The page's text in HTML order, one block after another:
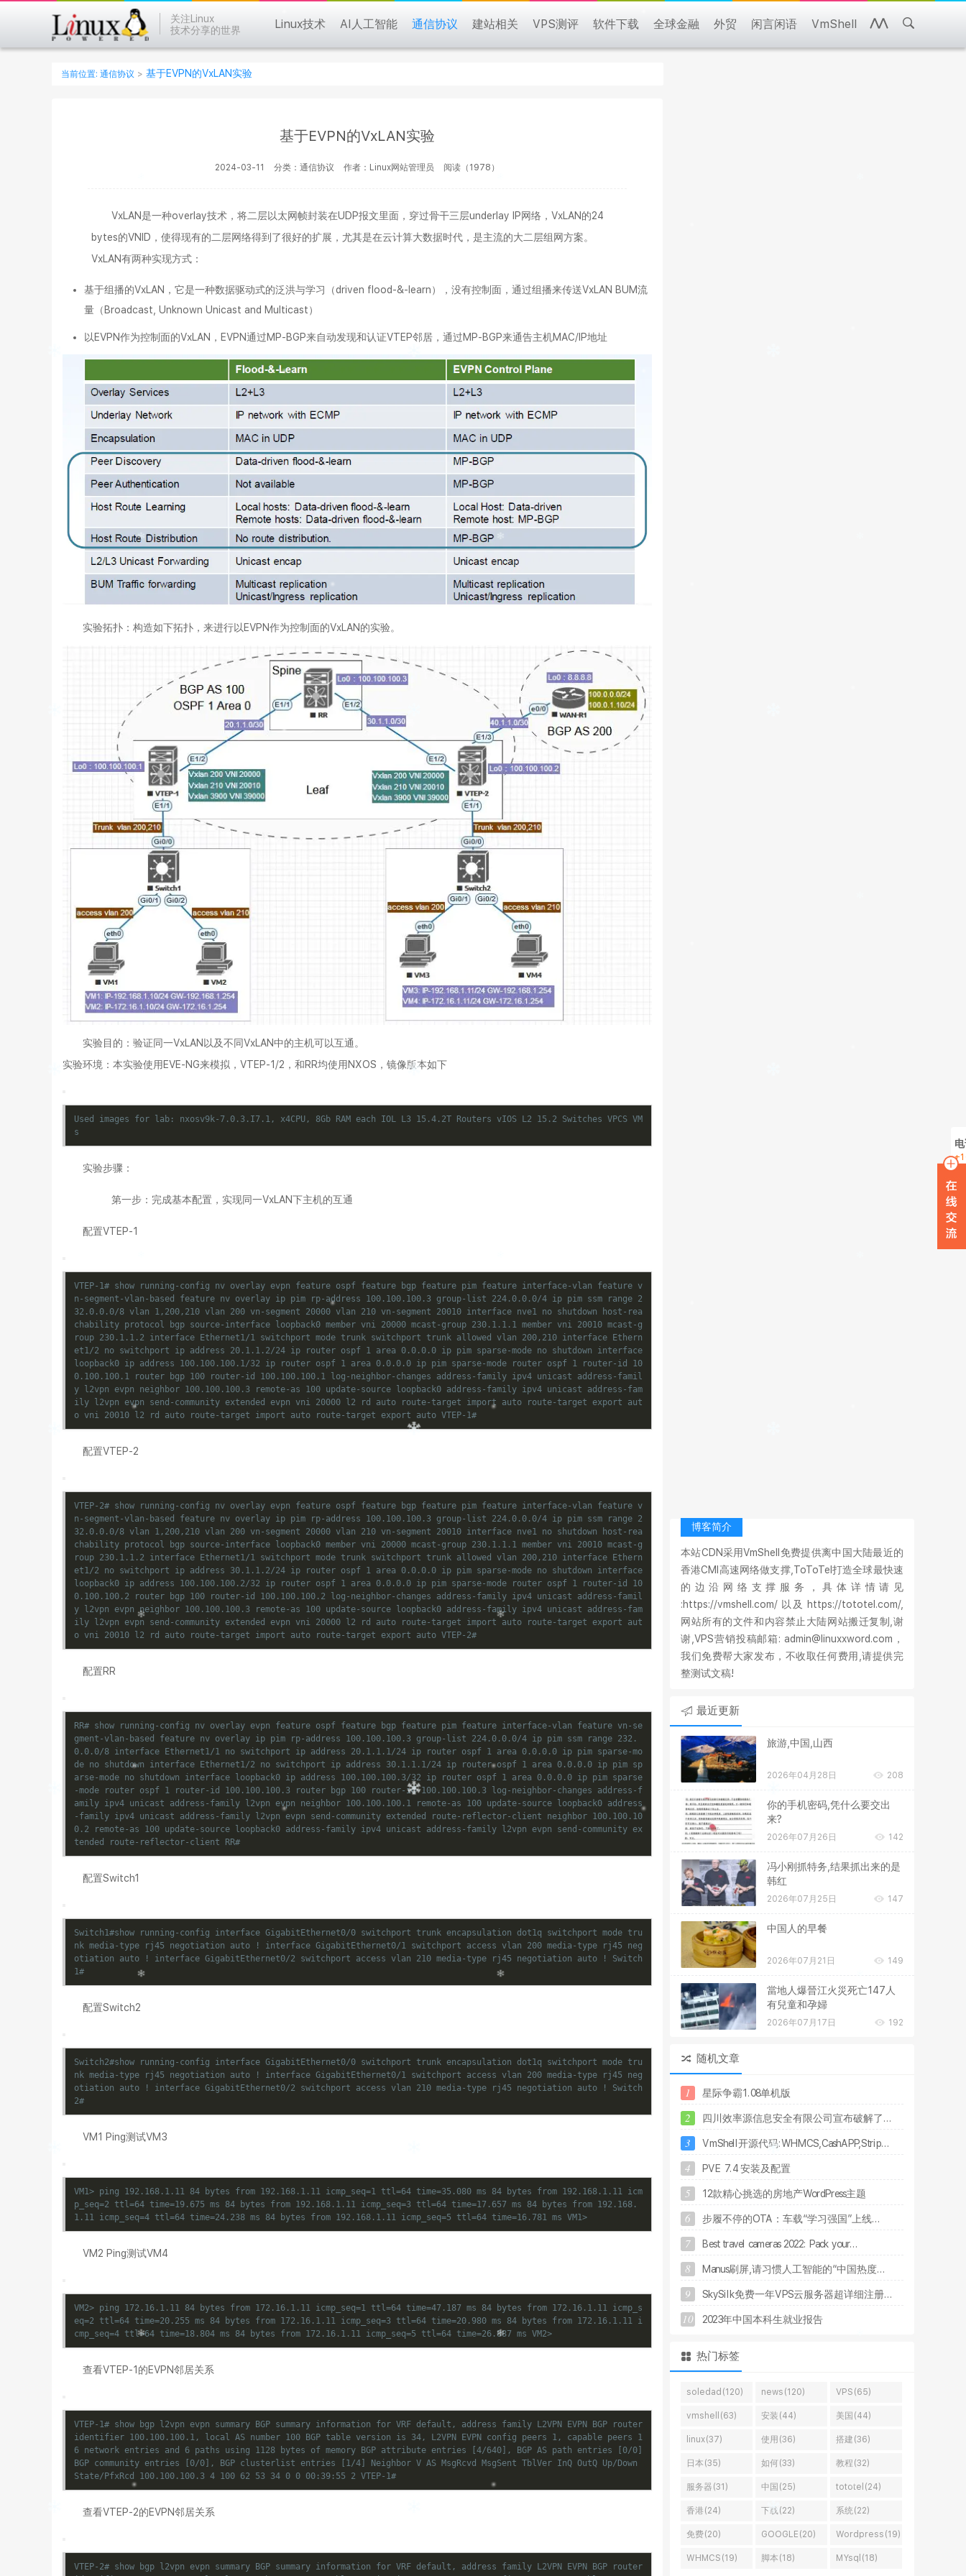
关注Linux
技术分享的世界
Linux技术 AI人工智能 通信协议 建站相关 VPS测评 软件下载 全球金融 外贸 闲言闲语 VmShell
当前位置: 通信协议 > 基于EVPN的VxLAN实验
基于EVPN的VxLAN实验
2024-03-11 分类：通信协议 作者：Linux网站管理员 阅读（1978）
VxLAN是一种overlay技术，将二层以太网帧封装在UDP报文里面，穿过骨干三层underlay IP网络，VxLAN的24
bytes的VNID，使得现有的二层网络得到了很好的扩展，尤其是在云计算大数据时代，是主流的大二层组网方案。
VxLAN有两种实现方式：
基于组播的VxLAN，它是一种数据驱动式的泛洪与学习（driven flood-&-learn），没有控制面，通过组播来传送VxLAN BUM流
量（Broadcast, Unknown Unicast and Multicast）
以EVPN作为控制面的VxLAN，EVPN通过MP-BGP来自动发现和认证VTEP邻居，通过MP-BGP来通告主机MAC/IP地址
实验拓扑：构造如下拓扑，来进行以EVPN作为控制面的VxLAN的实验。
实验目的：验证同一VxLAN以及不同VxLAN中的主机可以互通。
实验环境：本实验使用EVE-NG来模拟，VTEP-1/2，和RR均使用NXOS，镜像版本如下
Used images for lab: nxosv9k-7.0.3.I7.1, x4CPU, 8Gb RAM each IOL L3 15.4.2T Routers vIOS L2 15.2 Switches VPCS VM
s
实验步骤：
第一步：完成基本配置，实现同一VxLAN下主机的互通
配置VTEP-1
VTEP-1# show running-config nv overlay evpn feature ospf feature bgp feature pim feature interface-vlan feature v
n-segment-vlan-based feature nv overlay ip pim rp-address 100.100.100.3 group-list 224.0.0.0/4 ip pim ssm range 2
32.0.0.0/8 vlan 1,200,210 vlan 200 vn-segment 20000 vlan 210 vn-segment 20010 interface nve1 no shutdown host-rea
chability protocol bgp source-interface loopback0 member vni 20000 mcast-group 230.1.1.1 member vni 20010 mcast-g
roup 230.1.1.2 interface Ethernet1/1 switchport mode trunk switchport trunk allowed vlan 200,210 interface Ethern
et1/2 no switchport ip address 20.1.1.2/24 ip router ospf 1 area 0.0.0.0 ip pim sparse-mode no shutdown interface
loopback0 ip address 100.100.100.1/32 ip router ospf 1 area 0.0.0.0 ip pim sparse-mode router ospf 1 router-id 10
0.100.100.1 router bgp 100 router-id 100.100.100.1 log-neighbor-changes address-family ipv4 unicast address-famil
y l2vpn evpn neighbor 100.100.100.3 remote-as 100 update-source loopback0 address-family ipv4 unicast address-fam
ily l2vpn evpn send-community extended evpn vni 20000 l2 rd auto route-target import auto route-target export aut
o vni 20010 l2 rd auto route-target import auto route-target export auto VTEP-1#
配置VTEP-2
VTEP-2# show running-config nv overlay evpn feature ospf feature bgp feature pim feature interface-vlan feature v
n-segment-vlan-based feature nv overlay ip pim rp-address 100.100.100.3 group-list 224.0.0.0/4 ip pim ssm range 2
32.0.0.0/8 vlan 1,200,210 vlan 200 vn-segment 20000 vlan 210 vn-segment 20010 interface nve1 no shutdown host-rea
chability protocol bgp source-interface loopback0 member vni 20000 mcast-group 230.1.1.1 member vni 20010 mcast-g
roup 230.1.1.2 interface Ethernet1/1 switchport mode trunk switchport trunk allowed vlan 200,210 interface Ethern
et1/2 no switchport ip address 30.1.1.2/24 ip router ospf 1 area 0.0.0.0 ip pim sparse-mode no shutdown interface
loopback0 ip address 100.100.100.2/32 ip router ospf 1 area 0.0.0.0 ip pim sparse-mode router ospf 1 router-id 10
0.100.100.2 router bgp 100 router-id 100.100.100.2 log-neighbor-changes address-family ipv4 unicast address-famil
y l2vpn evpn neighbor 100.100.100.3 remote-as 100 update-source loopback0 address-family ipv4 unicast address-fam
ily l2vpn evpn send-community extended evpn vni 20000 l2 rd auto route-target import auto route-target export aut
o vni 20010 l2 rd auto route-target import auto route-target export auto VTEP-2#
配置RR
RR# show running-config nv overlay evpn feature ospf feature bgp feature pim feature interface-vlan feature vn-se
gment-vlan-based feature nv overlay ip pim rp-address 100.100.100.3 group-list 224.0.0.0/4 ip pim ssm range 232.
0.0.0/8 interface Ethernet1/1 no switchport ip address 20.1.1.1/24 ip router ospf 1 area 0.0.0.0 ip pim sparse-mo
de no shutdown interface Ethernet1/2 no switchport ip address 30.1.1.1/24 ip router ospf 1 area 0.0.0.0 ip pim sp
arse-mode no shutdown interface loopback0 ip address 100.100.100.3/32 ip router ospf 1 area 0.0.0.0 ip pim sparse
-mode router ospf 1 router-id 100.100.100.3 router bgp 100 router-id 100.100.100.3 log-neighbor-changes address-f
amily ipv4 unicast address-family l2vpn evpn neighbor 100.100.100.1 remote-as 100 update-source loopback0 address
-family ipv4 unicast address-family l2vpn evpn send-community extended route-reflector-client neighbor 100.100.10
0.2 remote-as 100 update-source loopback0 address-family ipv4 unicast address-family l2vpn evpn send-community ex
tended route-reflector-client RR#
配置Switch1
Switch1#show running-config interface GigabitEthernet0/0 switchport trunk encapsulation dot1q switchport mode tru
nk media-type rj45 negotiation auto ! interface GigabitEthernet0/1 switchport access vlan 200 media-type rj45 neg
otiation auto ! interface GigabitEthernet0/2 switchport access vlan 210 media-type rj45 negotiation auto ! Switch
1#
配置Switch2
Switch2#show running-config interface GigabitEthernet0/0 switchport trunk encapsulation dot1q switchport mode tru
nk media-type rj45 negotiation auto ! interface GigabitEthernet0/1 switchport access vlan 200 media-type rj45 neg
otiation auto ! interface GigabitEthernet0/2 switchport access vlan 210 media-type rj45 negotiation auto ! Switch
2#
VM1 Ping测试VM3
VM1> ping 192.168.1.11 84 bytes from 192.168.1.11 icmp_seq=1 ttl=64 time=35.080 ms 84 bytes from 192.168.1.11 icm
p_seq=2 ttl=64 time=19.675 ms 84 bytes from 192.168.1.11 icmp_seq=3 ttl=64 time=17.657 ms 84 bytes from 192.168.
1.11 icmp_seq=4 ttl=64 time=24.238 ms 84 bytes from 192.168.1.11 icmp_seq=5 ttl=64 time=16.781 ms VM1>
VM2 Ping测试VM4
VM2> ping 172.16.1.11 84 bytes from 172.16.1.11 icmp_seq=1 ttl=64 time=47.187 ms 84 bytes from 172.16.1.11 icmp_s
eq=2 ttl=64 time=20.255 ms 84 bytes from 172.16.1.11 icmp_seq=3 ttl=64 time=20.980 ms 84 bytes from 172.16.1.11 i
cmp_seq=4 ttl=64 time=18.804 ms 84 bytes from 172.16.1.11 icmp_seq=5 ttl=64 time=26.887 ms VM2>
查看VTEP-1的EVPN邻居关系
VTEP-1# show bgp l2vpn evpn summary BGP summary information for VRF default, address family L2VPN EVPN BGP router
identifier 100.100.100.1, local AS number 100 BGP table version is 34, L2VPN EVPN config peers 1, capable peers 1
6 network entries and 6 paths using 1128 bytes of memory BGP attribute entries [4/640], BGP AS path entries [0/0]
BGP community entries [0/0], BGP clusterlist entries [1/4] Neighbor V AS MsgRcvd MsgSent TblVer InQ OutQ Up/Down
State/PfxRcd 100.100.100.3 4 100 62 53 34 0 0 00:39:55 2 VTEP-1#
查看VTEP-2的EVPN邻居关系
VTEP-2# show bgp l2vpn evpn summary BGP summary information for VRF default, address family L2VPN EVPN BGP router
博客简介
本站CDN采用VmShell免费提供离中国大陆最近的
香港CMI高速网络做支撑,ToToTel打造全球最快速
的边沿网络支撑服务，具体详情请见
:https://vmshell.com/ 以及 https://tototel.com/,
网站所有的文件和内容禁止大陆网站搬迁复制,谢
谢,VPS营销投稿邮箱: admin@linuxxword.com，
我们免费帮大家发布，不收取任何费用,请提供完
整测试文稿!
最近更新
旅游,中国,山西
2026年04月28日 208
你的手机密码,凭什么要交出
来?
2026年07月26日 142
冯小刚抓特务,结果抓出来的是
韩红
2026年07月25日 147
中国人的早餐
2026年07月21日 149
當地人爆晉江火災死亡147人
有兒童和孕婦
2026年07月17日 192
随机文章
1 星际争霸1 .08单机版
2 四 川 效率源信息安全有限公司宣布破解了...
3 VmShel 开源代码:WH MCS CashAPP,Strip...
4 PVE 7.4安装及配置
5 1 2款精心挑选的房地产WordPress主题
6 步履不停的OTA ： 车载“学习强国” 上线...
7 Best travel cameras 2022: Pack your...
8 Manus刷 屏 请习惯人 工智能的“中 国热度...
9 SkySi k免费一年VPS云服务器超详细注册...
10 2023年中 国本科生就业报告
热门标签
soledad(120) news(120) VPS(65)
vmshell(63) 安装(44) 美国(44)
linux(37) 使用(36) 搭建(36)
日本(35) 如何(33) 教程(32)
服务器(31) 中国(25) tototel(24)
香港(24) 下载(22) 系统(22)
免费(20) GOOGLE(20) Wordpress(19)
WHMCS(19) 脚本(18) MYsql(18)